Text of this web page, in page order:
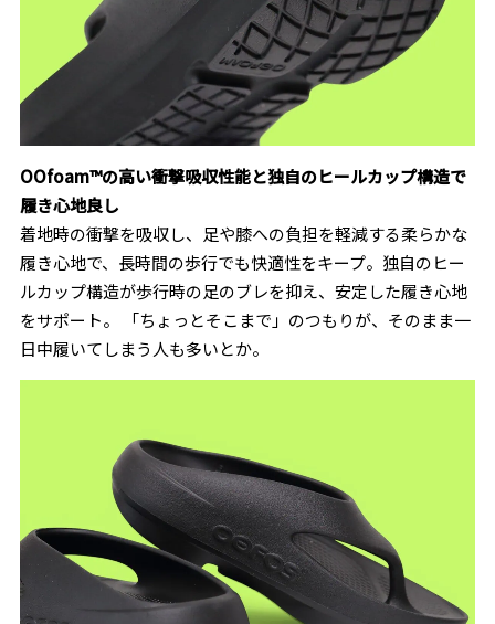
OOfoam™の高い衝撃吸収性能と独自のヒールカップ構造で
履き心地良し
着地時の衝撃を吸収し、足や膝への負担を軽減する柔らかな
履き心地で、長時間の歩行でも快適性をキープ。 独自のヒー
ルカップ構造が歩行時の足のブレを抑え、安定した履き心地
をサポート。 「ちょっとそこまで」のつもりが、そのまま一
日中履いてしまう人も多いとか。